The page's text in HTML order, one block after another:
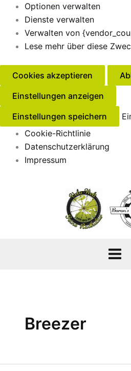
Optionen verwalten
Dienste verwalten
Verwalten von
Lese mehr über diese
Cookies akzeptieren
Einstellungen anzeigen
Einstellungen speichern
Cookie-Richtlinie
Datenschutzerklärung
Impressum
Breezer